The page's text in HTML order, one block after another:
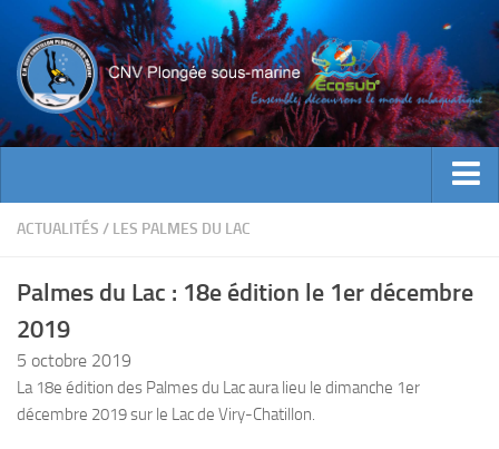
ACTUALITES
INFOS CNV
Contacts
Documents utiles
ACTUALITÉS / LES PALMES DU LAC
Palmes du Lac : 18e édition le 1er décembre
2019
5 octobre 2019
La 18e édition des Palmes du Lac aura lieu le dimanche 1er
décembre 2019 sur le Lac de Viry-Chatillon.